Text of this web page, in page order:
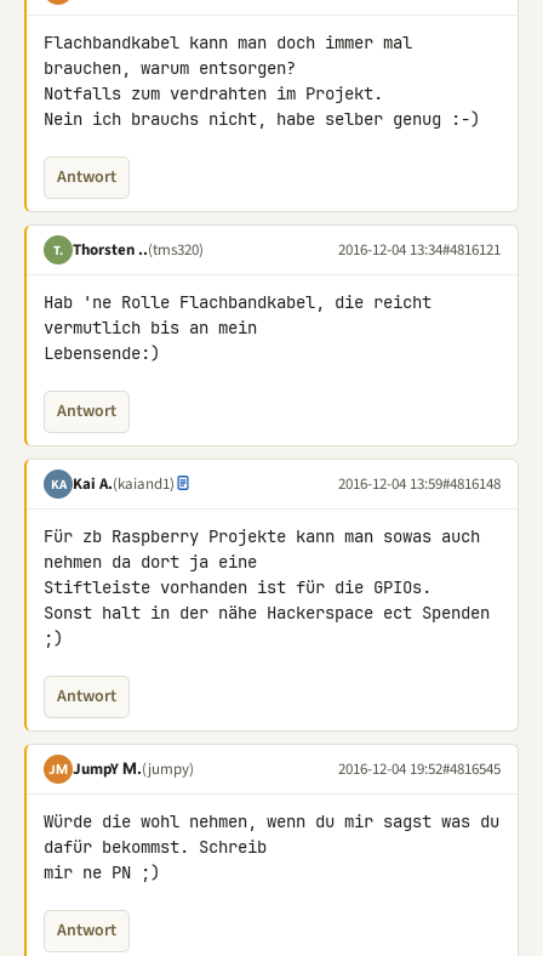
Flachbandkabel kann man doch immer mal
brauchen, warum entsorgen?
Notfalls zum verdrahten im Projekt.
Nein ich brauchs nicht, habe selber genug :-)
Antwort
T. Thorsten ..(tms320) 2016-12-04 13:34#4816121
Hab 'ne Rolle Flachbandkabel, die reicht
vermutlich bis an mein
Lebensende:)
Antwort
KA Kai A.(kaiand1) 2016-12-04 13:59#4816148
Für zb Raspberry Projekte kann man sowas auch
nehmen da dort ja eine
Stiftleiste vorhanden ist für die GPIOs.
Sonst halt in der nähe Hackerspace ect Spenden
;)
Antwort
JΜ JumpY Μ.(jumpy) 2016-12-04 19:52#4816545
Würde die wohl nehmen, wenn du mir sagst was du
dafür bekommst. Schreib
mir ne PN ;)
Antwort